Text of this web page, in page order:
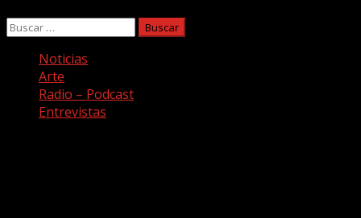
Buscar:
Noticias
Arte
Radio – Podcast
Entrevistas